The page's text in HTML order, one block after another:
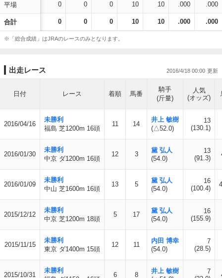
平場
合計
0 0 0 10 10 .000 .000
0 0 0 10 10 .000 .000
※「総合成績」はJRAのレースのみとなります。
出走レース 2016/4/18 00:00
日付 レース 着順 馬番
騎手
(斤量)
人気
(オッズ)
2016/04/16
未勝利
福島 芝1200m 16頭
11 14
井上 敏樹
(△52.0)
13
(130.1)
2016/01/30
未勝利
中京 ダ1200m 16頭
12 3
黛 弘人
(54.0)
13
(91.3)
2016/01/09
未勝利
中山 芝1600m 16頭
13 5
黛 弘人
(54.0)
16
(100.4)
2015/12/12
未勝利
中京 芝1200m 18頭
5 17
黛 弘人
(54.0)
16
(155.9)
2015/11/15
未勝利
東京 ダ1400m 15頭
12 11
内田 博幸
(54.0)
7
(28.5)
2015/10/31
未勝利
6 8
井上 敏樹
7